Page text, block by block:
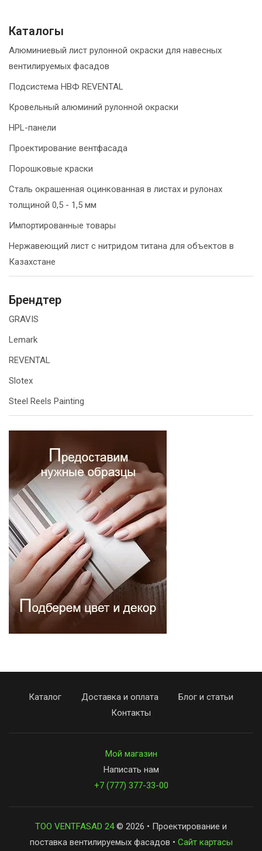
Каталогы
Алюминиевый лист рулонной окраски для навесных
вентилируемых фасадов
Подсистема НВФ REVENTAL
Кровельный алюминий рулонной окраски
HPL-панели
Проектирование вентфасада
Порошковые краски
Сталь окрашенная оцинкованная в листах и рулонах
толщиной 0,5 - 1,5 мм
Импортированные товары
Нержавеющий лист с нитридом титана для объектов в
Казахстане
Брендтер
GRAVIS
Lemark
REVENTAL
Slotex
Steel Reels Painting
Каталог Доставка и оплата
Блог и статьи
Контакты
Мой магазин
Написать нам
+7 (777) 377-33-00
ТОО VENTFASAD 24© 2026 • Проектирование и
поставка вентилируемых фасадов • Сайт картасы